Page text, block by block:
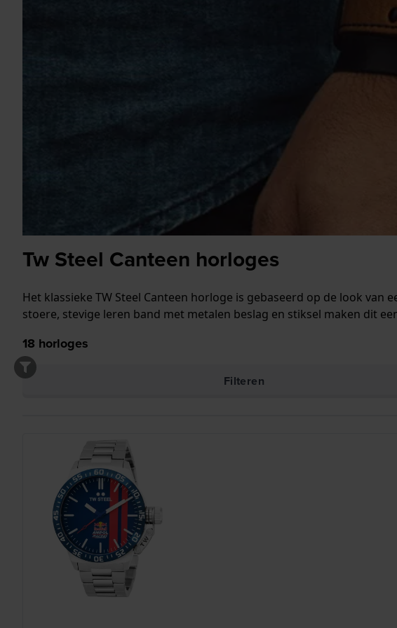
Tw Steel Canteen horloges
Het klassieke TW Steel Canteen horloge is gebaseerd op de look
stoere, stevige leren band met metalen beslag en stiksel maken dit
18 horloges
Filteren